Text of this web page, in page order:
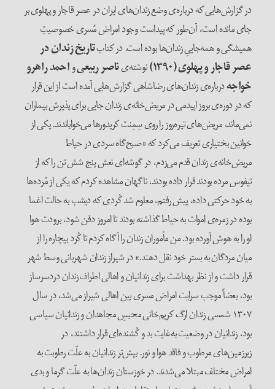
در گزارش‌هایی که درباره‌ی وضع زندان‌های ایران در عصر قاجار و پهلوی بر
جای مانده است، آن‌طور که پیداست وجود امراض مُسری خصوصیتِ
همیشگی و همه‌جاییِ زندان‌ها بوده است. در کتابتاریخ زندان در
عصر قاجار و پهلوی (۱۳۹۰)
نوشته‌یناصر ربیعیواحمد راهرو
خواجهدرباره‌ی زندان‌های رضاشاهی گزارش‌هایی آمده است از این قرار
که در دوره‌ی بروز اپیدمی در مریض‌خانه‌ی زندان جایی برای پذیرش بیماران
نمی‌ماند، مریض‌های تیره‌روز را روی سِمِنت کریدورها می‌خواباندند. یکی از
خوانین بختیاری تعریف می‌کرد که «صبح‌گاه سردی در حیاط
مریض‌خانه‌ی زندان قدم می‌زدم، در گوشه‌ای نعش پنج شش تن را که از
تیفوس مرده بودند قرار داده بودند، ناگهان مشاهده کردم که یکی از مُرده‌ها
به خود حرکتی داده، پیش رفتم، معلوم شد کُردی که دیشب به حالت اغما
بوده در زمره‌ی اموات به حیاط گذاشته بودند تا امروز دفن شود، برودت هوا
او را به هوش آورده بود. من مأموران زندان را آگاه کردم تا کُرد بیچاره را از
میان مردگان به بستر خود نقل دهند.» در شیراز زندان شهربانی وسط شهر
قرار داشت و از نظر بهداشت برای زندانیان و اهالی اطراف زندان دردسرساز
بود، بعضاً موجب سرایت امراض مسری بین اهالی شیراز می‌‌شد، در سال
۱۳۰۷ شمسی زندان ارگ کریم‌خانی محبسِ مجاهدان و زندانیان سیاسی
بود، زندانیان در وضعیت به‌غایت بد و کُشنده‌ای قرار داشتند، در
زیرزمین‌های مرطوب و فاقد هوا و نور. بیش‌تر زندانیان به علّت رطوبت به
امراض مختلف مبتلا می‌شدند. در خوزستان زندان‌ها به علّت گرما و بدی